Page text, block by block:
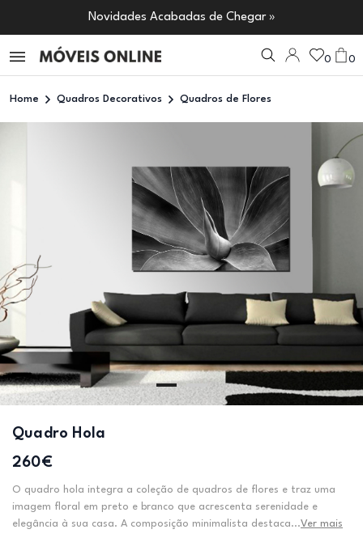
Novidades Acabadas de Chegar »
0 0
Home Quadros Decorativos Quadros de Flores
Quadro Hola
260€
O quadro hola integra a coleção de quadros de flores e traz uma
imagem floral em preto e branco que acrescenta serenidade e
elegância à sua casa. A composição minimalista destaca...Ver mais